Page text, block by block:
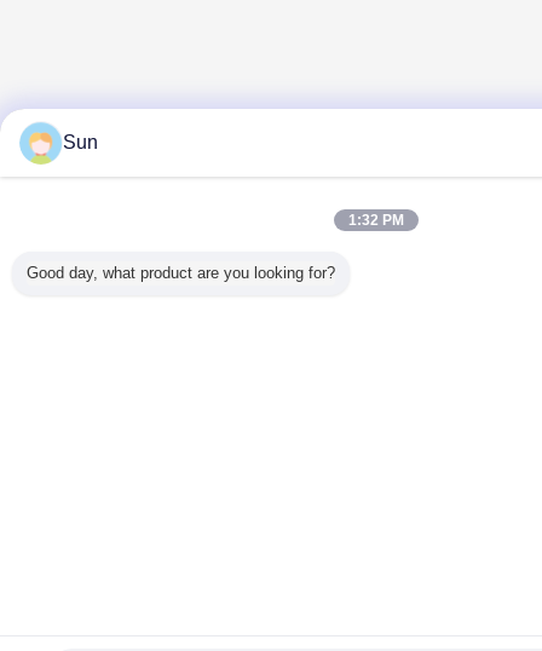
Sun
1:32 PM
Good day, what product are you looking for?